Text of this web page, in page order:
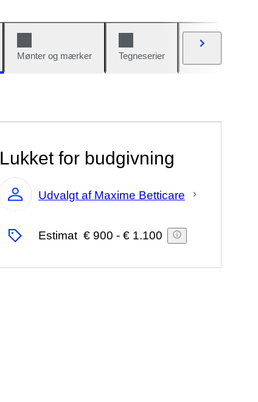
Mønter og mærker Tegneserier
Lukket for budgivning
Ekspert
Udvalgt af Maxime Betticare
Estimat € 900 - € 1.100